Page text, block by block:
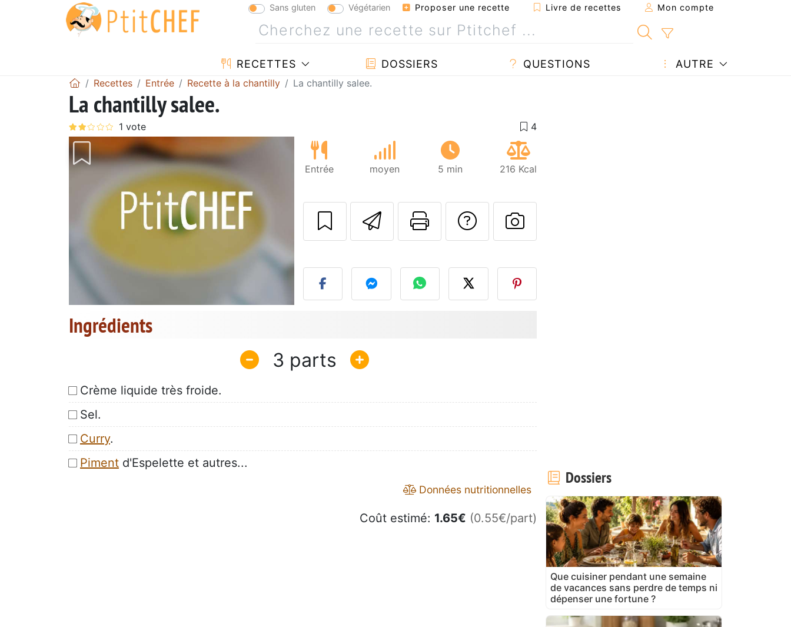
Sans gluten Végétarien Proposer une recette Livre de recettes Mon compte
RECETTES DOSSIERS QUESTIONS AUTRE
Recettes Entrée Recette à la chantilly La chantilly salee.
La chantilly salee.
Entrée moyen 5 min 216 Kcal
Envoyer cette recette à un ami
Imprimer cette page
Poser une question à l'auteur
Publier votre photo de cette
Ingrédients
3
Crème liquide très froide.
Sel.
Curry.
Piment d'Espelette et autres...
Données nutritionnelles
Coût estimé: 1.65€ (0.55€/part)
Dossiers
Que cuisiner pendant une semaine
de vacances sans perdre de temps ni
dépenser une fortune ?